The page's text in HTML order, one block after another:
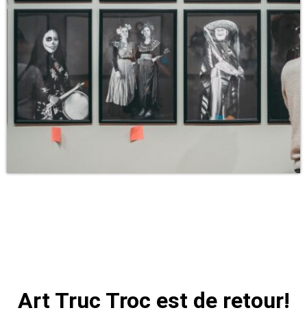
Art Truc Troc est de retour!